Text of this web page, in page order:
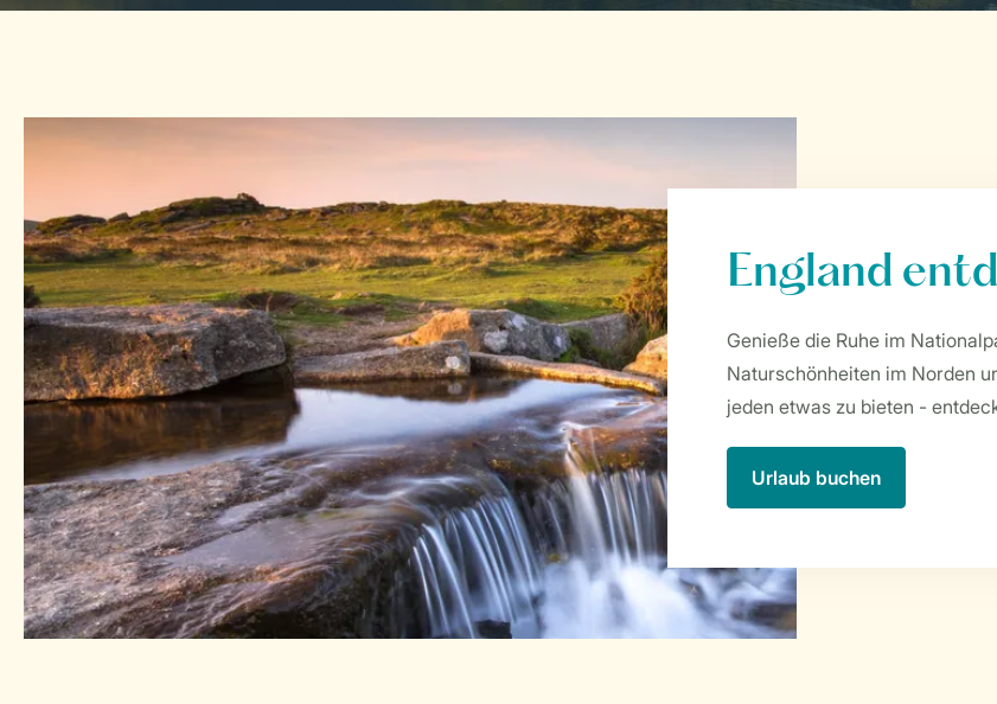
England
Genieße die Ruhe im
Naturschönheiten im Norden
jeden etwas zu bieten -
Urlaub buchen